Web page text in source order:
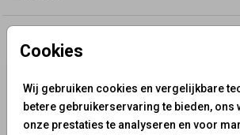
Cookies
Wij gebruiken cookies en vergelijkbare
betere gebruikerservaring te bieden, ons
onze prestaties te analyseren en voor
✨ Deze ontwerpen vind je